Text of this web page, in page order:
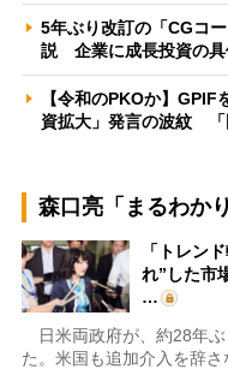
5年ぶり改訂の「CGコ
説 企業に成長投資の
【令和のPKOか】
資拡大」発言の波紋
森口亮「まるわか
「トレン
れ”した市
…
日米両政府が、約28年ぶ
た。米国も追加介入を辞